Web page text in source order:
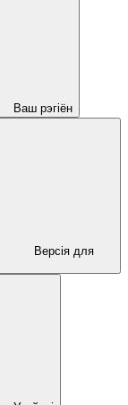
Ваш рэгіён
Версія для